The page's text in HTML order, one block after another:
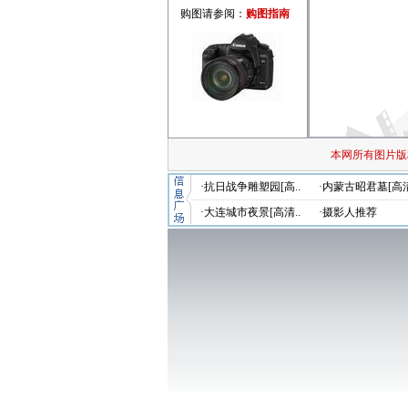
购图请参阅： 购图指南
本网所有图片
·抗日战争雕塑园[高..
·内蒙古昭君墓[高
·大连城市夜景[高清..
·摄影人推荐